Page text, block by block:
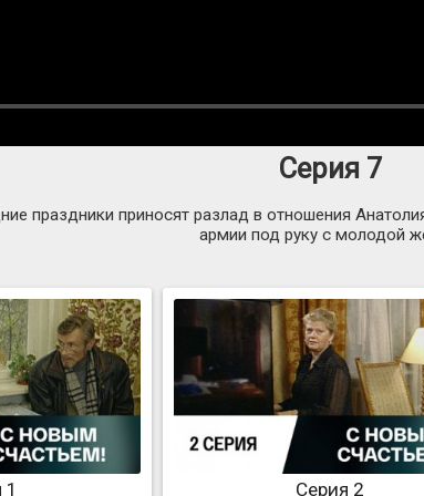
Серия 7
праздники приносят разлад в отношения
армии под руку с молодой
1 Серия 2